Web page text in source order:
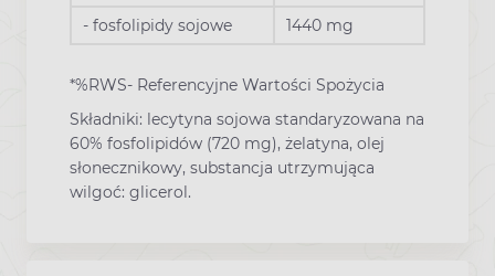
- fosfolipidy sojowe
1440 mg
*%RWS- Referencyjne Wartości Spożycia
Składniki: lecytyna sojowa standaryzowana na
60% fosfolipidów (720 mg), żelatyna, olej
słonecznikowy, substancja utrzymująca
wilgoć: glicerol.